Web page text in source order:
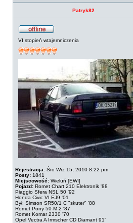
Patryk82
VI stopień wtajemniczenia
Rejestracja: Śro Wrz 15, 2010 8:22 pm
Posty: 1841
Miejscowość: Wieluń [EWI]
Pojazd: Romet Chart 210 Elektronik '88
Piaggio Sfera NSL 50 '92
Honda Civic VI EJ9 '01
Był: Simson SR50/1 C "skuter" '88
Romet Pony 50-M-2 '87
Romet Komar 2330 '70
Opel Vectra A Irmscher CD Diamant 91'